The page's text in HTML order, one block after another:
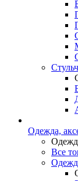
Одежда,
Все